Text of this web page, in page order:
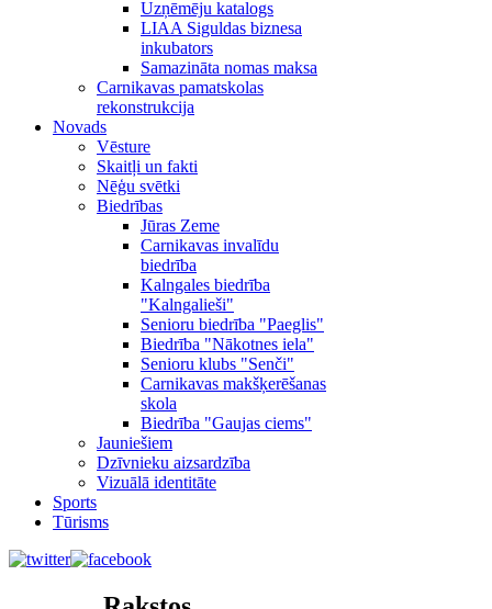
Uzņēmēju katalogs
LIAA Siguldas biznesa
inkubators
Samazināta nomas maksa
Carnikavas pamatskolas
rekonstrukcija
Novads
Vēsture
Skaitļi un fakti
Nēģu svētki
Biedrības
Jūras Zeme
Carnikavas invalīdu
biedrība
Kalngales biedrība
"Kalngalieši"
Senioru biedrība "Paeglis"
Biedrība "Nākotnes iela"
Senioru klubs "Senči"
Carnikavas makšķerēšanas
skola
Biedrība "Gaujas ciems"
Jauniešiem
Dzīvnieku aizsardzība
Vizuālā identitāte
Sports
Tūrisms